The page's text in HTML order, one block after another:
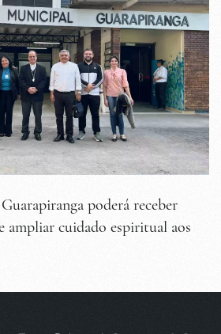
poderá receber
ampliar cuidado espiritual aos